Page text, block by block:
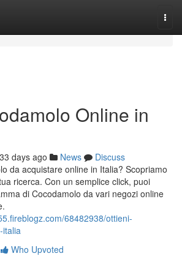
Online in
days ago News
Discuss
da acquistare online in Italia? Scopriamo
ricerca. Con un semplice click, puoi
di Cocodamolo da vari negozi online
68482938/ottieni-
italia
Who Upvoted